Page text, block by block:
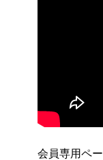
会員専用ペ